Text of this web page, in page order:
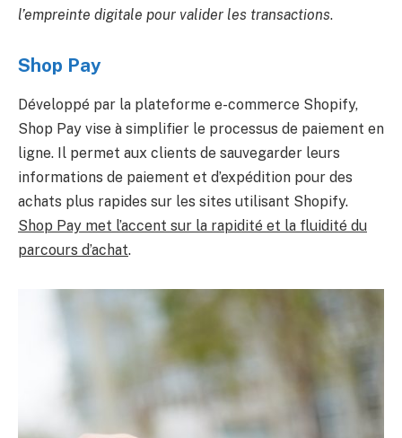
l’empreinte digitale pour valider les transactions.
Shop Pay
Développé par la plateforme e-commerce Shopify,
Shop Pay vise à simplifier le processus de paiement en
ligne. Il permet aux clients de sauvegarder leurs
informations de paiement et d’expédition pour des
achats plus rapides sur les sites utilisant Shopify.
Shop Pay met l’accent sur la rapidité et la fluidité du
parcours d’achat.